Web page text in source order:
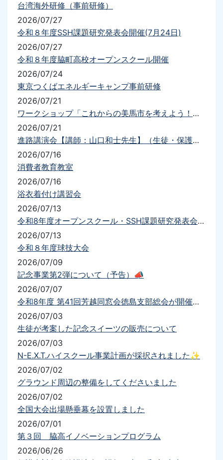
台湾海外研修（事前研修）
2026/07/27
令和８年度SSH課題研究発表会開催(7月24日)
2026/07/27
令和８年度脇町高校オープンスクール開催
2026/07/24
東京つくばエネルギーキャンプ事前研修
2026/07/21
ワークショップ「これからの美馬市を考えよう！！」
2026/07/21
進路講演会【講師：山口和士先生】（生徒・保護者）を実施しました
2026/07/16
消費者教育教室
2026/07/16
浴衣着付け講習会
2026/07/13
令和8年度オープンスクール・SSH課題研究発表会について（要項・送迎）
2026/07/13
令和８年度球技大会
2026/07/09
記念事業第2弾について（予告）📣
2026/07/07
令和8年度 第41回芳越同窓会徳島支部総会が開催されました
2026/07/03
生徒が考案した記念スイーツの販売について
2026/07/03
N-E.X.T.ハイスクール事業計画が採択されました✨
2026/07/02
グラウンド周辺の整備をしてくださいました
2026/07/02
全国大会出場懸垂幕を設置しました
2026/07/01
第３回 脇高イノベーションプログラム
2026/06/26